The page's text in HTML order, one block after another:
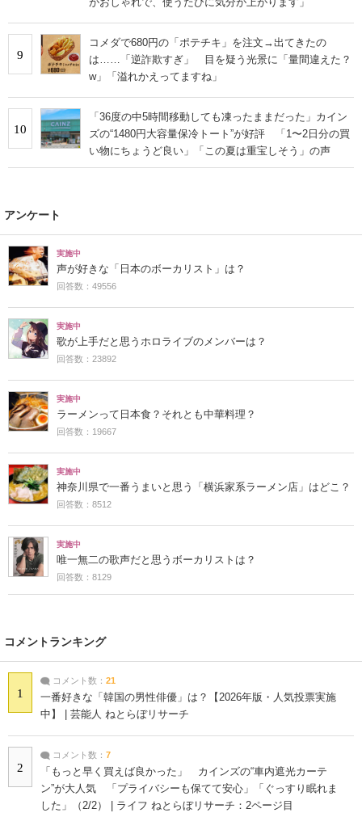
9
コメダで680円の「ポテチキ」を注文→出てきたの
は……「逆詐欺すぎ」 目を疑う光景に「量間違えた？
w」「溢れかえってますね」
10
「36度の中5時間移動しても凍ったままだった」カイン
ズの“1480円大容量保冷トート”が好評 「1〜2日分の買
い物にちょうど良い」「この夏は重宝しそう」の声
アンケート
実施中
声が好きな「日本のボーカリスト」は？
回答数：49556
実施中
歌が上手だと思うホロライブのメンバーは？
回答数：23892
実施中
ラーメンって日本食？それとも中華料理？
回答数：19667
実施中
神奈川県で一番うまいと思う「横浜家系ラーメン店」はどこ？
回答数：8512
実施中
唯一無二の歌声だと思うボーカリストは？
回答数：8129
コメントランキング
1
コメント数： 21
一番好きな「韓国の男性俳優」は？【2026年版・人気投票実施
中】 | 芸能人 ねとらぼリサーチ
2
コメント数： 7
「もっと早く買えば良かった」 カインズの“車内遮光カーテ
ン”が大人気 「プライバシーも保てて安心」「ぐっすり眠れま
した」（2/2） | ライフ ねとらぼリサーチ：2ページ目